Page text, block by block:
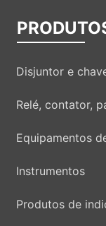
Disjuntor e
Relé, contator,
Equipamentos
Instrumentos
Produtos de